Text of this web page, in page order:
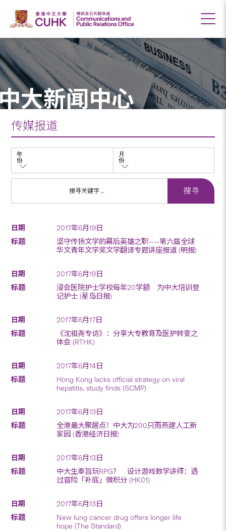
大新闻中心
传媒报道
年
份
月
份
2017年6月19日
坚守传扬文学的幕后英雄之职——第六届全球
华文青年文学奖文学翻译专题讲座报道 (明报)
2017年6月19日
浸会医院护士学校每年20学额 为中大培训登
记护士 (星岛日报)
2017年6月17日
《沈祖尧专访》：分享大专教育及医护转变之
体会 (RTHK)
2017年6月14日
Hong Kong lacks official strategy on viral
hepatitis, study finds (SCMP)
2017年6月13日
全港最大聚居点！中大为200只雨燕建人工新
家园 (香港经济日报)
2017年6月13日
中大生奉旨玩RPG？ 设计游戏数学讲师：透
过冒险「补底」微积分 (HK01)
2017年6月13日
New lung cancer drug offers longer life
hope (The Standard)